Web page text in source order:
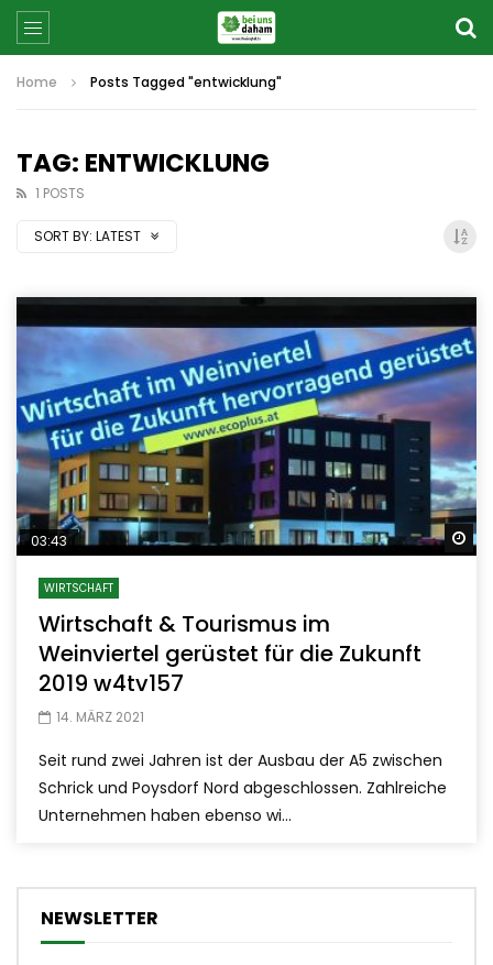
Home Posts Tagged "entwicklung"
TAG: ENTWICKLUNG
1 POSTS
SORT BY: LATEST
03:43
WIRTSCHAFT
Wirtschaft & Tourismus im
Weinviertel gerüstet für die Zukunft
2019 w4tv157
14. MÄRZ 2021
Seit rund zwei Jahren ist der Ausbau der A5 zwischen
Schrick und Poysdorf Nord abgeschlossen. Zahlreiche
Unternehmen haben ebenso wi...
NEWSLETTER